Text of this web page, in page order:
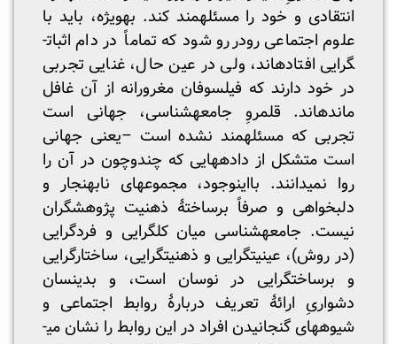
انتقادی و خود را مسئله­مند کند. به­ویژه، باید با
علوم اجتماعی رودررو شود که تماماً در دام اثبات­
گرایی افتاده­اند، ولی در عین حال، غنایی تجربی
در خود دارند که فیلسوفان مغرورانه از آن غافل
مانده­اند. قلمروِ جامعه­شناسی، جهانی است
تجربی که مسئله­مند نشده است –یعنی جهانی
است متشکل از داده­هایی که چندوچون در آن را
روا نمی­دانند. بااین­وجود، مجموعه­ای نابهنجار و
دلبخواهی و صرفاً برساختۀ ذهنیت پژوهشگران
نیست. جامعه­شناسی میان کل­گرایی و فردگرایی
(در روش)، عینیت­گرایی و ذهنیت­گرایی، ساختارگرایی
و برساخت­گرایی در نوسان است، و بدین­سان
دشواریِ ارائۀ تعریف دربارۀ روابط اجتماعی و
شیوه­های گنجانیدن افراد در این روابط را نشان می­